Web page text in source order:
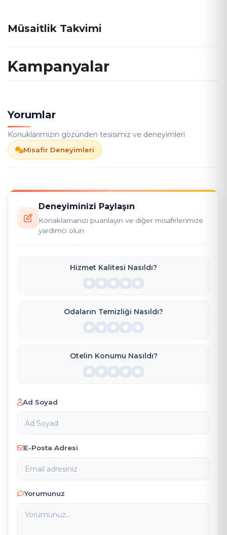
Müsaitlik Takvimi
Kampanyalar
Yorumlar
Konuklarımızın gözünden tesisimiz ve deneyimleri
Misafir Deneyimleri
Deneyiminizi Paylaşın
Konaklamanızı puanlayın ve diğer misafirlerimize
yardımcı olun
Hizmet Kalitesi Nasıldı?
Odaların Temizliği Nasıldı?
Otelin Konumu Nasıldı?
Ad Soyad
E-Posta Adresi
Yorumunuz